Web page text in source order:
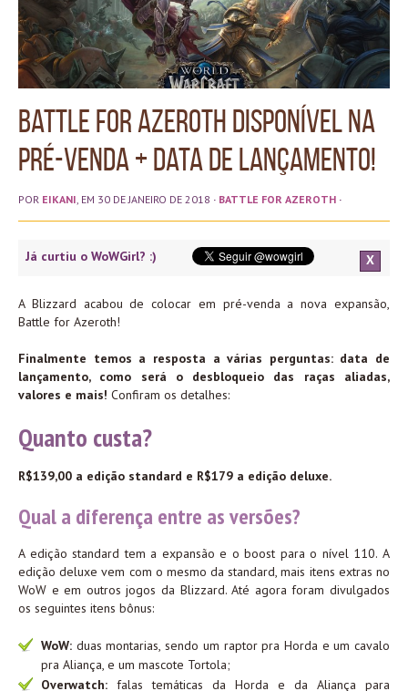
Battle for Azeroth disponível na
pré-venda + data de lançamento!
POR EIKANI , EM 30 DE JANEIRO DE 2018 · BATTLE FOR AZEROTH ·
Já curtiu o WoWGirl? :) X
A Blizzard acabou de colocar em pré-venda a nova expansão,
Battle for Azeroth!
Finalmente temos a resposta a várias perguntas: data de
lançamento, como será o desbloqueio das raças aliadas,
valores e mais! Confiram os detalhes:
Quanto custa?
R$139,00 a edição standard e R$179 a edição deluxe.
Qual a diferença entre as versões?
A edição standard tem a expansão e o boost para o nível 110. A
edição deluxe vem com o mesmo da standard, mais itens extras no
WoW e em outros jogos da Blizzard. Até agora foram divulgados
os seguintes itens bônus:
WoW: duas montarias, sendo um raptor pra Horda e um cavalo
pra Aliança, e um mascote Tortola;
Overwatch: falas temáticas da Horda e da Aliança para